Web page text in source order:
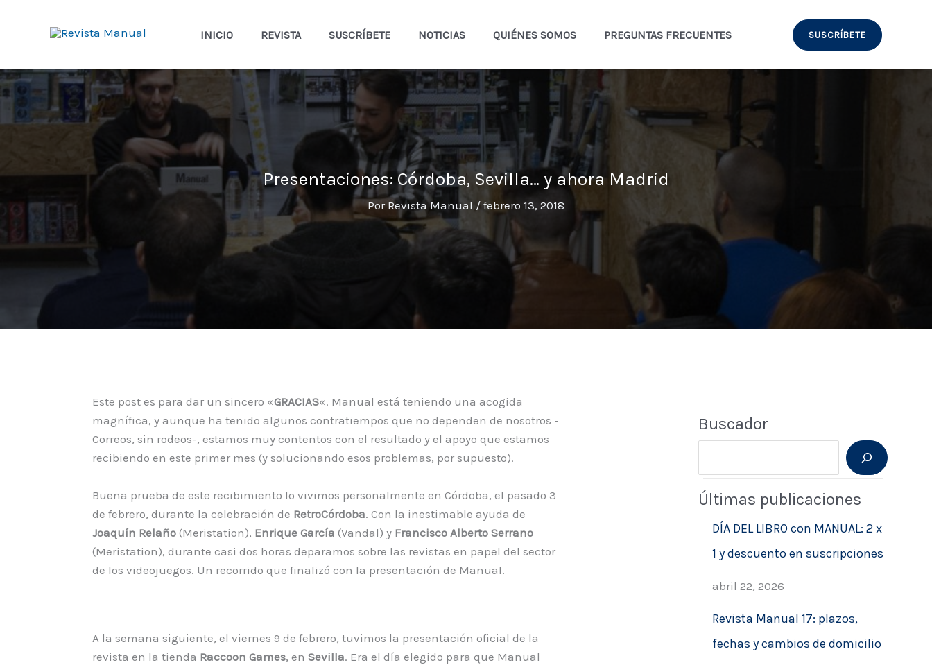
al
contenido
INICIO REVISTA SUSCRÍBETE NOTICIAS QUIÉNES SOMOS PREGUNTAS FRECUENTES SUSCRÍBETE
Presentaciones: Córdoba, Sevilla… y ahora Madrid
PorRevista Manual / febrero 13, 2018
Este post es para dar un sincero «GRACIAS«. Manual está teniendo una acogida
magnífica, y aunque ha tenido algunos contratiempos que no dependen de nosotros -
Correos, sin rodeos-, estamos muy contentos con el resultado y el apoyo que estamos
recibiendo en este primer mes (y solucionando esos problemas, por supuesto).
Buena prueba de este recibimiento lo vivimos personalmente en Córdoba, el pasado 3
de febrero, durante la celebración de RetroCórdoba. Con la inestimable ayuda de
Joaquín Relaño (Meristation), Enrique García (Vandal) y Francisco Alberto Serrano
(Meristation), durante casi dos horas deparamos sobre las revistas en papel del sector
de los videojuegos. Un recorrido que finalizó con la presentación de Manual.
A la semana siguiente, el viernes 9 de febrero, tuvimos la presentación oficial de la
revista en la tienda Raccoon Games, enSevilla. Era el día elegido para que Manual
Buscador
u
sÚltimas publicaciones
DÍA DEL LIBRO con MANUAL: 2 x
1 y descuento en suscripciones
abril 22, 2026
Revista Manual 17: plazos,
fechas y cambios de domicilio